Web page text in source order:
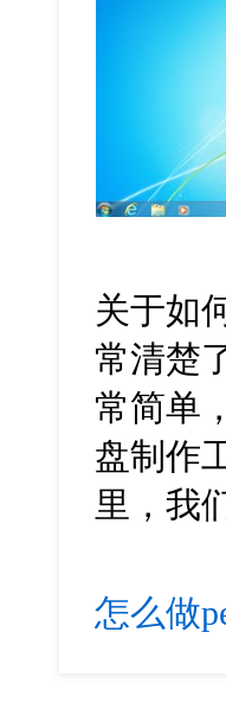
关于如
常清楚
常简单
盘制作
里，我
怎么做